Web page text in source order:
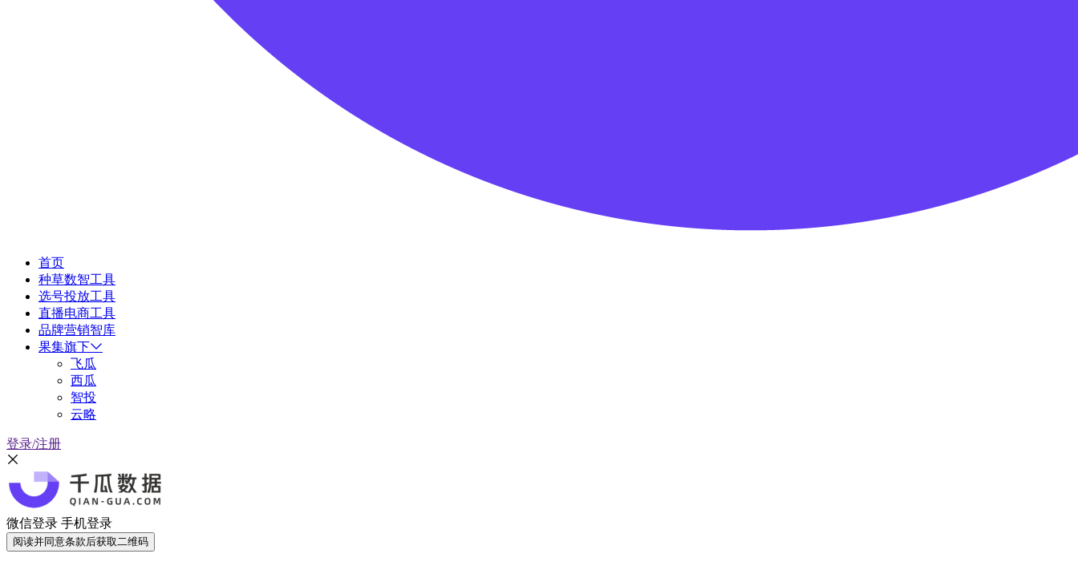
首页
种草数智工具
选号投放工具
直播电商工具
品牌营销智库
果集旗下
飞瓜
西瓜
智投
云略
登录/注册
微信登录 手机登录
阅读并同意条款后获取二维码